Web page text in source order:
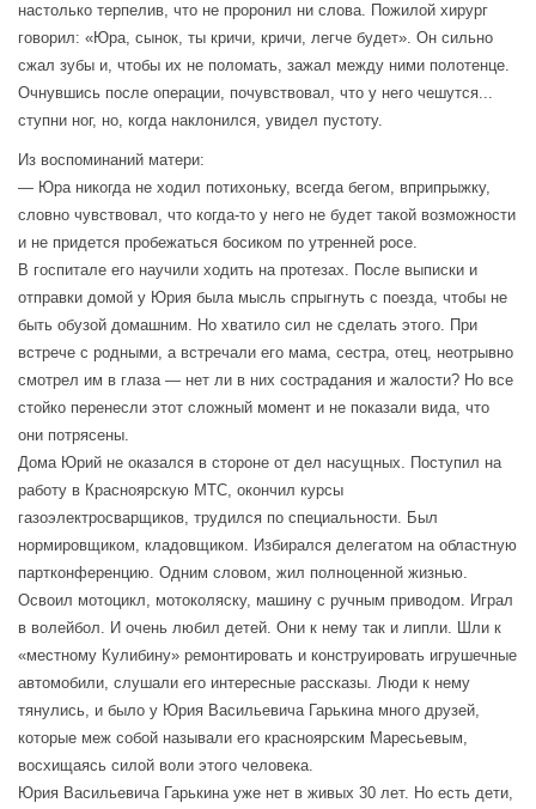
настолько терпелив, что не проронил ни слова. Пожилой хирург
говорил: «Юра, сынок, ты кричи, кричи, легче будет». Он сильно
сжал зубы и, чтобы их не поломать, зажал между ними полотенце.
Очнувшись после операции, почувствовал, что у него чешутся...
ступни ног, но, когда наклонился, увидел пустоту.
Из воспоминаний матери:
— Юра никогда не ходил потихоньку, всегда бегом, вприпрыжку,
словно чувствовал, что когда-то у него не будет такой возможности
и не придется пробежаться босиком по утренней росе.
В госпитале его научили ходить на протезах. После выписки и
отправки домой у Юрия была мысль спрыгнуть с поезда, чтобы не
быть обузой домашним. Но хватило сил не сделать этого. При
встрече с родными, а встречали его мама, сестра, отец, неотрывно
смотрел им в глаза — нет ли в них сострадания и жалости? Но все
стойко перенесли этот сложный момент и не показали вида, что
они потрясены.
Дома Юрий не оказался в стороне от дел насущных. Поступил на
работу в Красноярскую МТС, окончил курсы
газоэлектросварщиков, трудился по специальности. Был
нормировщиком, кладовщиком. Избирался делегатом на областную
партконференцию. Одним словом, жил полноценной жизнью.
Освоил мотоцикл, мотоколяску, машину с ручным приводом. Играл
в волейбол. И очень любил детей. Они к нему так и липли. Шли к
«местному Кулибину» ремонтировать и конструировать игрушечные
автомобили, слушали его интересные рассказы. Люди к нему
тянулись, и было у Юрия Васильевича Гарькина много друзей,
которые меж собой называли его красноярским Маресьевым,
восхищаясь силой воли этого человека.
Юрия Васильевича Гарькина уже нет в живых 30 лет. Но есть дети,